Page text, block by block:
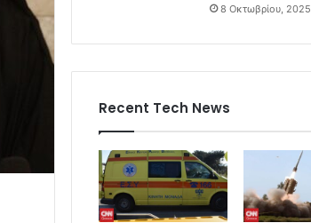
8 Οκτωβρίου, 2025
Recent Tech News